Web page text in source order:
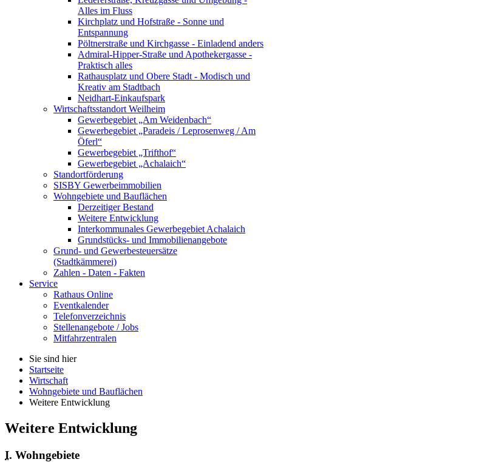
Alles im Fluss
Kirchplatz und Hofstraße - Sonne und
Entspannung
Pöltnerstraße und Kirchgasse - Einladend anders
Admiral-Hipper-Straße und Apothekergasse -
Praktisch alles
Rathausplatz und Obere Stadt - Modisch und
Kreativ am Stadtbach
Neidhart-Einkaufspark
Wirtschaftsstandort Weilheim
Gewerbegebiet „Am Weidenbach“
Gewerbegebiet „Paradeis / Leprosenweg / Am
Öferl“
Gewerbegebiet „Trifthof“
Gewerbegebiet „Achalaich“
Standortförderung
SISBY Gewerbeimmobilien
Wohngebiete und Bauflächen
Derzeitiger Bestand
Weitere Entwicklung
Interkommunales Gewerbegebiet Achalaich
Grundstücks- und Immobilienangebote
Grund- und Gewerbesteuersätze
(Stadtkämmerei)
Zahlen - Daten - Fakten
Service
Rathaus Online
Eventkalender
Telefonverzeichnis
Stellenangebote / Jobs
Mitfahrzentralen
Sie sind hier
Startseite
Wirtschaft
Wohngebiete und Bauflächen
Weitere Entwicklung
Weitere Entwicklung
I. Wohngebiete